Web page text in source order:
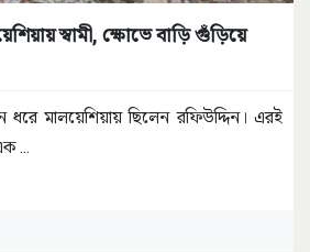
স্বামী, ক্ষোভে বাড়ি গুঁড়িয়ে
ধরে মালয়েশিয়ায় ছিলেন রফিউদ্দিন। এরই
...